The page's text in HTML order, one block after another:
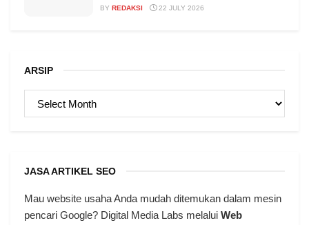
BY REDAKSI 22 JULY 2026
ARSIP
JASA ARTIKEL SEO
Mau website usaha Anda mudah ditemukan dalam mesin
pencari Google? Digital Media Labs melalui Web